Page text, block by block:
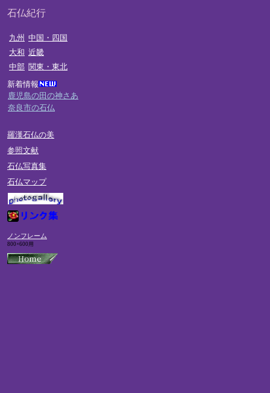
石仏紀行
九州 中国・四国
大和 近畿
中部 関東・東北
新着情報
鹿児島の田の神さあ
奈良市の石仏
羅漢石仏の美
参照文献
石仏写真集
石仏マップ
ノンフレーム
800×600用